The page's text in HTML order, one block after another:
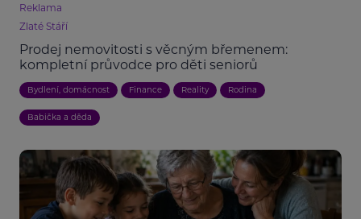
Reklama
Zlaté Stáří
Prodej nemovitosti s věcným břemenem:
kompletní průvodce pro děti seniorů
Bydlení, domácnost Finance Reality Rodina
Babička a děda